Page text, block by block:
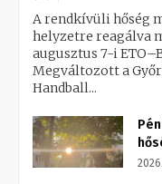
A rendkívüli hőség
helyzetre reagálva
augusztus 7-i
Megváltozott a
Handball...